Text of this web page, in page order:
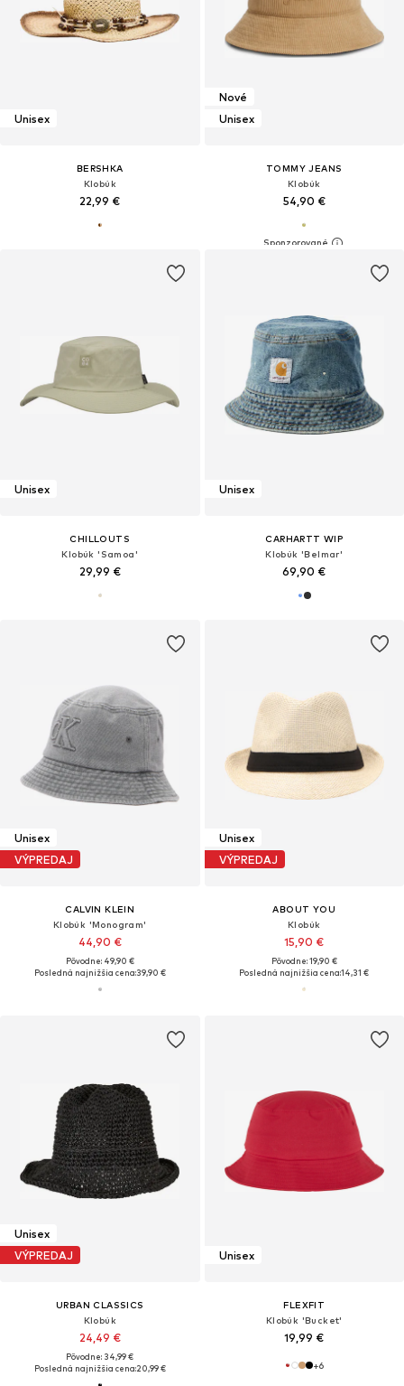
Unisex
BERSHKA
Klobúk
22,99 €
Nové
Unisex
TOMMY JEANS
Klobúk
54,90 €
Unisex
CHILLOUTS
Klobúk 'Samoa'
29,99 €
Unisex
CARHARTT WIP
Klobúk 'Belmar'
69,90 €
Unisex
VÝPREDAJ
CALVIN KLEIN
Klobúk 'Monogram'
44,90 €
Pôvodne: 49,90 €
Posledná najnižšia cena:39,90 €
Unisex
VÝPREDAJ
ABOUT YOU
Klobúk
15,90 €
Pôvodne: 19,90 €
Posledná najnižšia cena:14,31 €
Unisex
VÝPREDAJ
URBAN CLASSICS
Klobúk
24,49 €
Pôvodne: 34,99 €
Posledná najnižšia cena:20,99 €
Unisex
FLEXFIT
Klobúk 'Bucket'
19,99 €
+6